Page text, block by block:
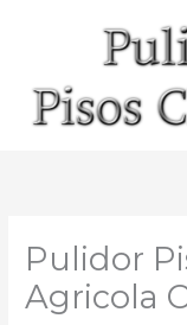
Pulidor
Agricola